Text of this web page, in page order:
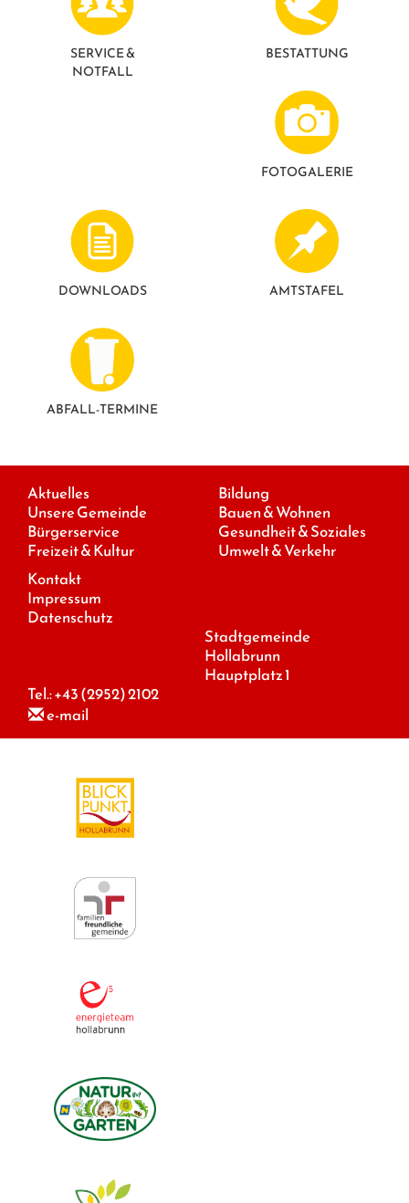
SERVICE &
NOTFALL
BESTATTUNG
FOTO­GALERIE
DOWNLOADS AMTSTAFEL
ABFALL-TERMINE
Aktuelles
Unsere Gemeinde
Bürgerservice
Freizeit & Kultur
Bildung
Bauen & Wohnen
Gesundheit & Soziales
Umwelt & Verkehr
Kontakt
Impressum
Datenschutz
Stadtgemeinde
Hollabrunn
Hauptplatz 1
Tel.:+43 (2952) 2102
e-mail